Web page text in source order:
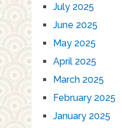
July 2025
June 2025
May 2025
April 2025
March 2025
February 2025
January 2025